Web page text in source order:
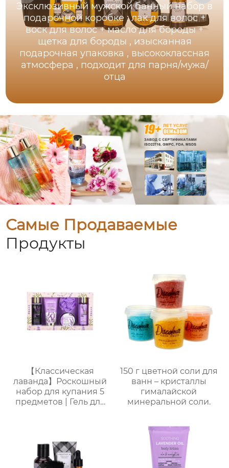
Эксклюзивный мужской банный набор в
подарочной коробке : лак для волос +
воск для волос + масло для бороды +
щетка для бороды , изысканная
подарочная упаковка , высококлассная
атмосфера , подходит для парня/мужа/
отца
Самые Продаваемые
Продукты
【Классическая
лаванда】Роскошный
набор для купания 5
предметов | Гель для
+ губка-мочалка |
Расслабление и
стойкий аромат
150 г цветной соли для
ванн – кристаллы
гималайской
минеральной соли.